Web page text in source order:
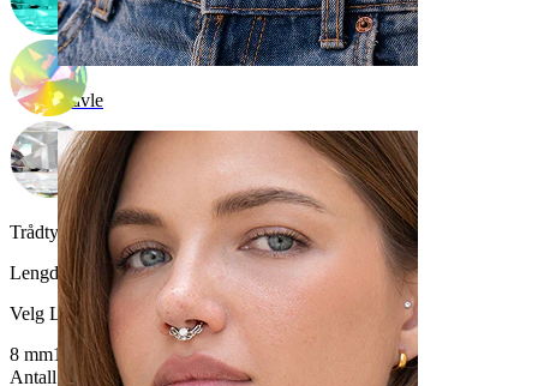
Navle
Trådtykkelse:1,6 mm
Lengde:
Velg Lengde
8 mm10 mm12 mm
Antall: 1
Endre